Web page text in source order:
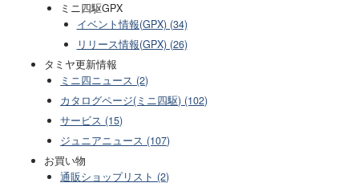
ミニ四駆GPX
イベント情報(GPX) (34)
リリース情報(GPX) (26)
タミヤ更新情報
ミニ四ニュース (2)
カタログページ(ミニ四駆) (102)
サービス (15)
ジュニアニュース (107)
お買い物
通販ショップリスト (2)